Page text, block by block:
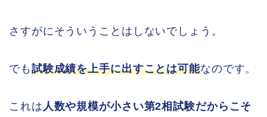
さすがにそういうことはしないでしょう。
でも 試験成績を上手に出すことは可能なのです。
これは 人数や規模が小さい第2相試験だからこそ